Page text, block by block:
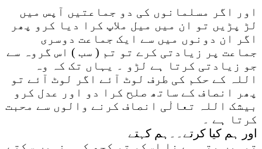
اور اگر مسلمانوں کی دو جماعتیں آپس میں
لڑ پڑیں تو ان میں میل ملاپ کرا دیا کرو پھر
اگر ان دونوں میں سے ایک جماعت دوسری
جماعت پر زیادتی کرے تو تم ( سب ) اس گروہ سے
جو زیادتی کرتا ہے لڑو ۔ یہاں تک کہ وہ
اللہ کے حکم کی طرف لوٹ آئے اگر لوٹ آئے تو
پھر انصاف کے ساتھ صلح کرا دو اور عدل کرو
بیشک اللہ تعالٰی انصاف کرنے والوں سے محبت
کرتا ہے ۔
اور ہم کیا کرتے۔۔ہم کہتے